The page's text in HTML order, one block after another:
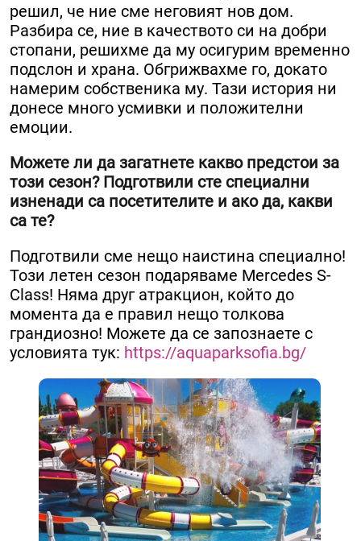
решил, че ние сме неговият нов дом.
Разбира се, ние в качеството си на добри
стопани, решихме да му осигурим временно
подслон и храна. Обгрижвахме го, докато
намерим собственика му. Тази история ни
донесе много усмивки и положителни
емоции.
Можете ли да загатнете какво предстои за
този сезон? Подготвили сте специални
изненади са посетителите и ако да, какви
са те?
Подготвили сме нещо наистина специално!
Този летен сезон подаряваме Mercedes S-
Class! Няма друг атракцион, който до
момента да е правил нещо толкова
грандиозно! Можете да се запознаете с
условията тук: https://aquaparksofia.bg/